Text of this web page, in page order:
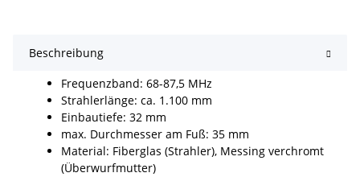
Beschreibung
Frequenzband: 68-87,5 MHz
Strahlerlänge: ca. 1.100 mm
Einbautiefe: 32 mm
max. Durchmesser am Fuß: 35 mm
Material: Fiberglas (Strahler), Messing verchromt
(Überwurfmutter)